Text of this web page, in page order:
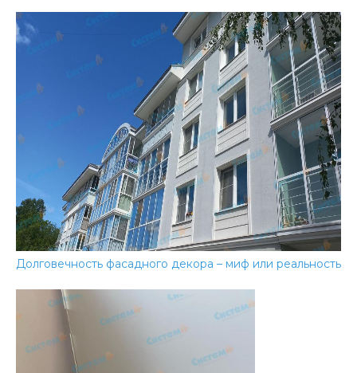
Долговечность фасадного декора – миф или реальность